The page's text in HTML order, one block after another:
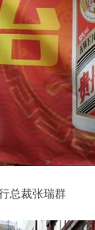
总裁张瑞群